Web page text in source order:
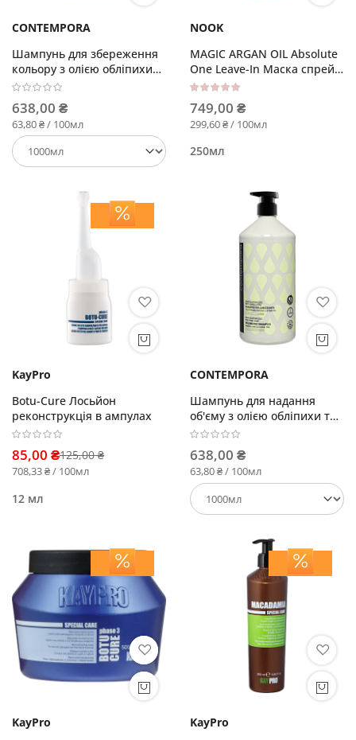
CONTEMPORA
Шампунь для збереження
кольору з олією обліпихи
та граната
638,00 ₴
63,80 ₴ / 100мл
NOOK
MAGIC ARGAN OIL Absolute
One Leave-In Маска спрей
мультиактивна
Рейтинг:
100%
749,00 ₴
299,60 ₴ / 100мл
250мл
KayPro
Botu-Cure Лосьйон
реконструкція в ампулах
85,00 ₴125,00 ₴
708,33 ₴ / 100мл
12 мл
CONTEMPORA
Шампунь для надання
об'єму з олією обліпихи та
огірковою олією
638,00 ₴
63,80 ₴ / 100мл
KayPro
KayPro